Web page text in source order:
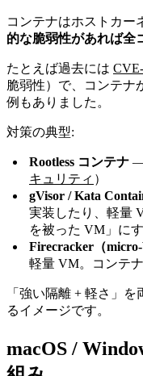
コンテナはホストカー
的な脆弱性があれば全
たとえば過去には
脆弱性）で、コンテナ
例もありました。
対策の典型:
Rootless コンテナ —
キュリティ ）
gVisor / Kata
実装したり、軽量
を被った VM」に
Firecracker（micro-
軽量 VM。コンテ
「強い隔離 + 軽さ」
るイメージです。
macOS /